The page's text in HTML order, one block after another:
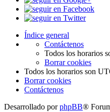
Índice general
Contáctenos
Todos los horarios
Borrar cookies
Todos los horarios son
Borrar cookies
Contáctenos
Desarrollado porphpBB®